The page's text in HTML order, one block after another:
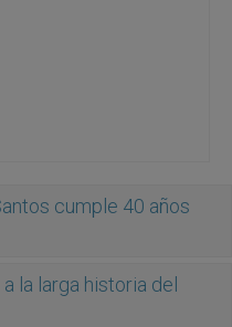
cumple 40 años
la larga historia del